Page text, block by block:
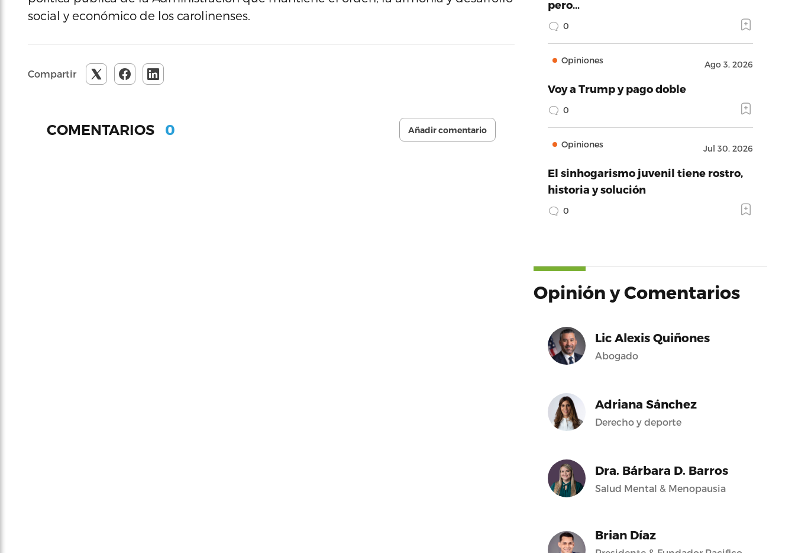
social y económico de los carolinenses.
Compartir
COMENTARIOS 0 Añadir comentario
pero…
0
Opiniones Ago 3, 2026
Voy a Trump y pago doble
0
Opiniones Jul 30, 2026
El sinhogarismo juvenil tiene rostro,
historia y solución
0
Opinión y Comentarios
Lic Alexis Quiñones
Abogado
Adriana Sánchez
Derecho y deporte
Dra. Bárbara D. Barros
Salud Mental & Menopausia
Brian Díaz